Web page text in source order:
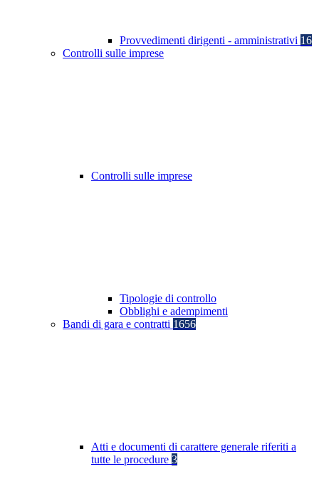
Provvedimenti dirigenti - amministrativi 16
Controlli sulle imprese
Controlli sulle imprese
Tipologie di controllo
Obblighi e adempimenti
Bandi di gara e contratti 1656
Atti e documenti di carattere generale riferiti a
tutte le procedure 3